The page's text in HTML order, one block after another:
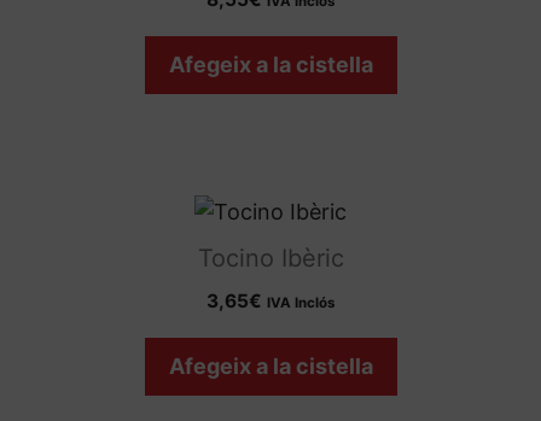
Afegeix a la cistella
Tocino Ibèric
3,65€ IVA Inclós
Afegeix a la cistella